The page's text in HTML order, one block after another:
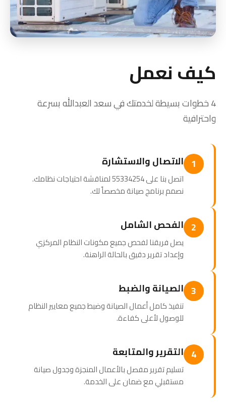
كيف نعمل
4 خطوات بسيطة لخدمتك في سعد العبدالله بسرعة
واحترافية
1 الاتصال والاستشارة
اتصل بنا على 55334254 لمناقشة احتياجات نظامك.
نصمم برنامج صيانة مخصصاً لك.
2 الفحص الشامل
يصل فريقنا لفحص جميع مكونات النظام المركزي
وإعداد تقرير دقيق بالحالة الراهنة.
3 الصيانة والضبط
تنفيذ كامل أعمال الصيانة وضبط جميع معايير النظام
للوصول لأعلى كفاءة.
4 التقرير والمتابعة
تسليم تقرير مفصل بالأعمال المنجزة وجدول صيانة
مستقبلي مع ضمان على الخدمة.